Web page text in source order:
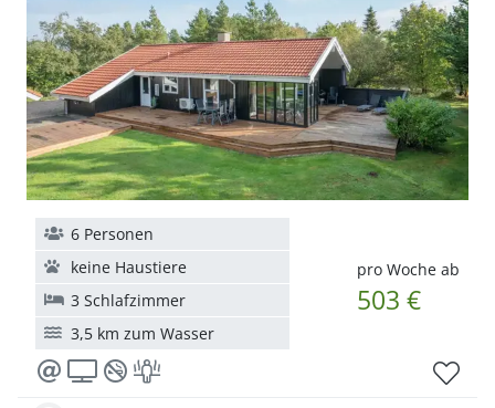
pro Woche ab
503 €
6 Personen
keine Haustiere
3 Schlafzimmer
3,5 km zum Wasser